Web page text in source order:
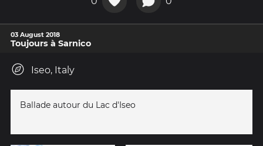
03 August 2018
Toujours à Sarnico
Iseo, Italy
Ballade autour du Lac d'Iseo